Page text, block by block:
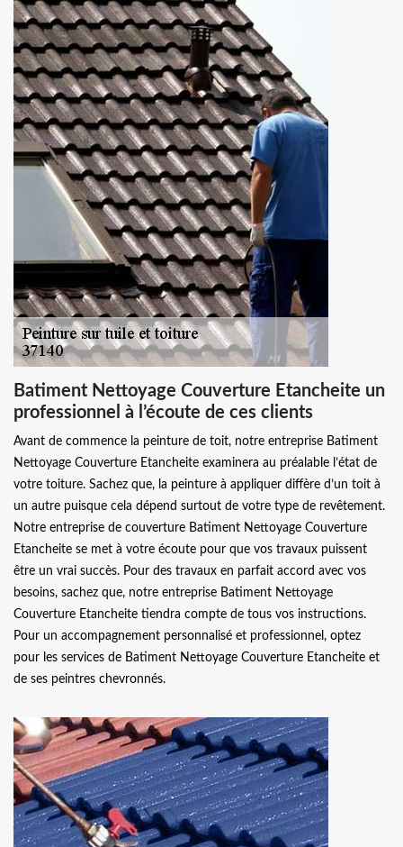
Batiment Nettoyage Couverture Etancheite un
professionnel à l’écoute de ces clients
Avant de commence la peinture de toit, notre entreprise Batiment
Nettoyage Couverture Etancheite examinera au préalable l’état de
votre toiture. Sachez que, la peinture à appliquer diffère d’un toit à
un autre puisque cela dépend surtout de votre type de revêtement.
Notre entreprise de couverture Batiment Nettoyage Couverture
Etancheite se met à votre écoute pour que vos travaux puissent
être un vrai succès. Pour des travaux en parfait accord avec vos
besoins, sachez que, notre entreprise Batiment Nettoyage
Couverture Etancheite tiendra compte de tous vos instructions.
Pour un accompagnement personnalisé et professionnel, optez
pour les services de Batiment Nettoyage Couverture Etancheite et
de ses peintres chevronnés.